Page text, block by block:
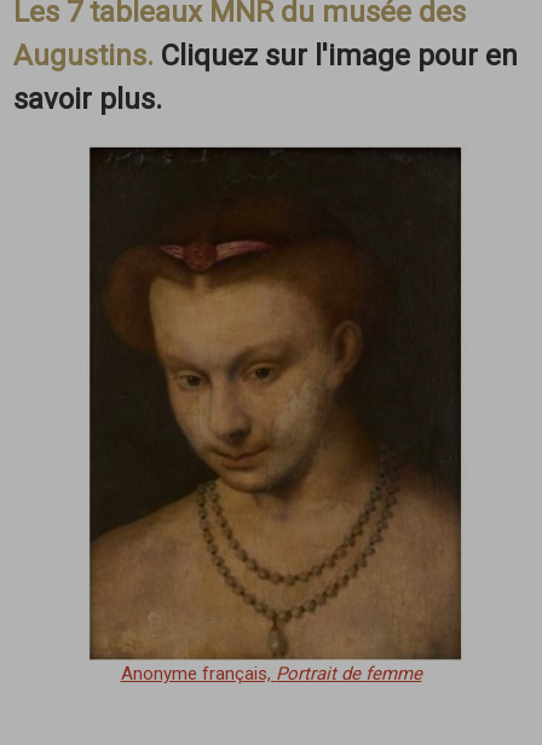
Les 7 tableaux MNR du musée des
Augustins. Cliquez sur l'image pour en
savoir plus.
Anonyme français, Portrait de femme